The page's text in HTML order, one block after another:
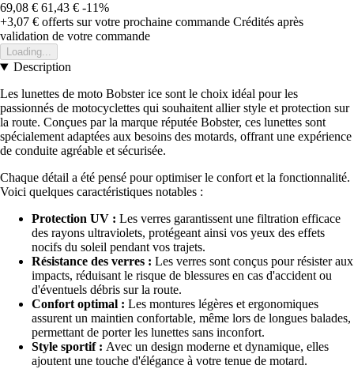
69,08 € 61,43 € -11%
+3,07 € offerts sur votre prochaine commande Crédités après
validation de votre commande
Loading...
Description
Les lunettes de moto Bobster ice sont le choix idéal pour les
passionnés de motocyclettes qui souhaitent allier style et protection sur
la route. Conçues par la marque réputée Bobster, ces lunettes sont
spécialement adaptées aux besoins des motards, offrant une expérience
de conduite agréable et sécurisée.
Chaque détail a été pensé pour optimiser le confort et la fonctionnalité.
Voici quelques caractéristiques notables :
Protection UV : Les verres garantissent une filtration efficace
des rayons ultraviolets, protégeant ainsi vos yeux des effets
nocifs du soleil pendant vos trajets.
Résistance des verres : Les verres sont conçus pour résister aux
impacts, réduisant le risque de blessures en cas d'accident ou
d'éventuels débris sur la route.
Confort optimal : Les montures légères et ergonomiques
assurent un maintien confortable, même lors de longues balades,
permettant de porter les lunettes sans inconfort.
Style sportif : Avec un design moderne et dynamique, elles
ajoutent une touche d'élégance à votre tenue de motard.